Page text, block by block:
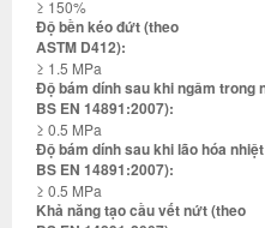
≥ 150%
Độ bền kéo đứt (theo
ASTM D412):
≥ 1.5 MPa
Độ bám dính sau khi ngâm trong
BS EN 14891:2007):
≥ 0.5 MPa
Độ bám dính sau khi lão hóa
BS EN 14891:2007):
≥ 0.5 MPa
Khả năng tạo cầu vết nứt (theo